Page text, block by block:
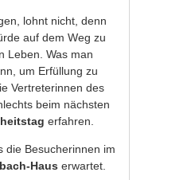
lohnt nicht, denn
auf dem Weg zu
Leben. Was man
um Erfüllung zu
Vertreterinnen des
beim nächsten
erfahren.
die Besucherinnen im
Haus erwartet.